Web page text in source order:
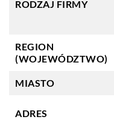
RODZAJ FIRMY
REGION
(WOJEWÓDZTWO)
MIASTO
ADRES